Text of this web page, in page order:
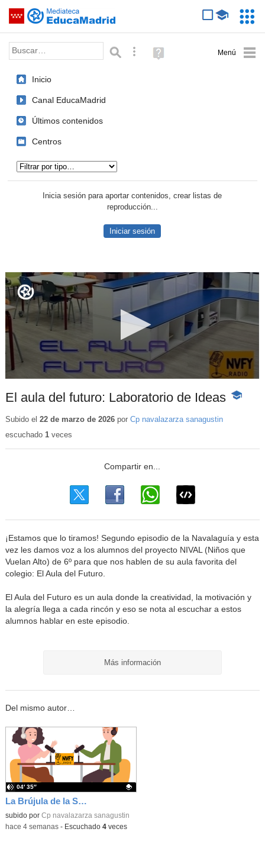
Saltar navegación
Palabra o frase: Búsqueda avanzada
Ayuda
(en
Inicio
Canal EducaMadrid
Últimos contenidos
Centros
Inicia sesión para aportar contenidos, crear listas de
reproducción...
Iniciar sesión
El aula del futuro: Laboratorio de Ideas -
Subido el 22 de marzo de 2026por Cp navalazarza sanagustin
escuchado 1veces
¡Estamos que lo tiramos! Segundo episodio de la Navalaguía y esta
vez les damos voz a los alumnos del proyecto NIVAL (Niños que
Vuelan Alto) de 6º para que nos hablen de su aula favorita del
colegio: El Aula del Futuro.
El Aula del Futuro es un aula donde la creatividad, la motivación y
la alegría llega a cada rincón y eso se nota al escuchar a estos
alumnos hablar en este episodio.
Más información
Del mismo autor…
La Brújula de la Sabiuría
Contenido educativo.
subido por Cp navalazarza sanagustin
04′ 35″
-hace 4 semanas- Escuchado 4veces